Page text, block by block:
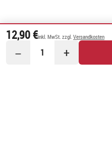
12,90 €inkl. MwSt. zzgl. Versandkosten
− 1 +